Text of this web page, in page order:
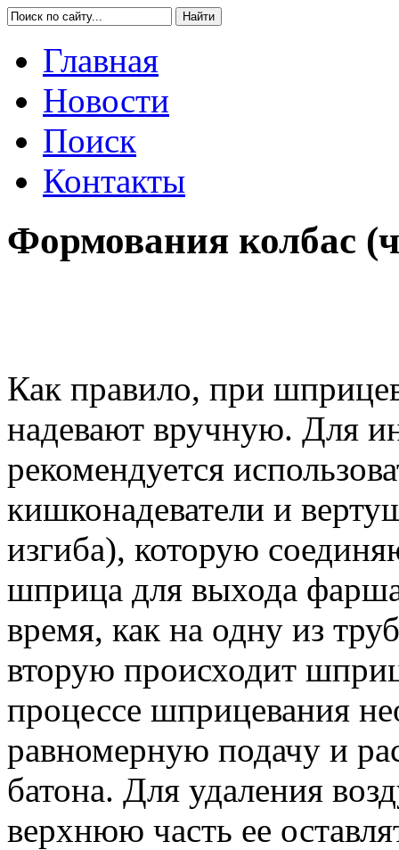
Главная
Новости
Поиск
Контакты
Формования колбас
Как правило, при
надевают вручную. Для
рекомендуется
кишконадеватели и
изгиба), которую
шприца для выхода
время, как на одну из
вторую происходит
процессе шприцевания
равномерную подачу и
батона. Для удаления
верхнюю часть ее